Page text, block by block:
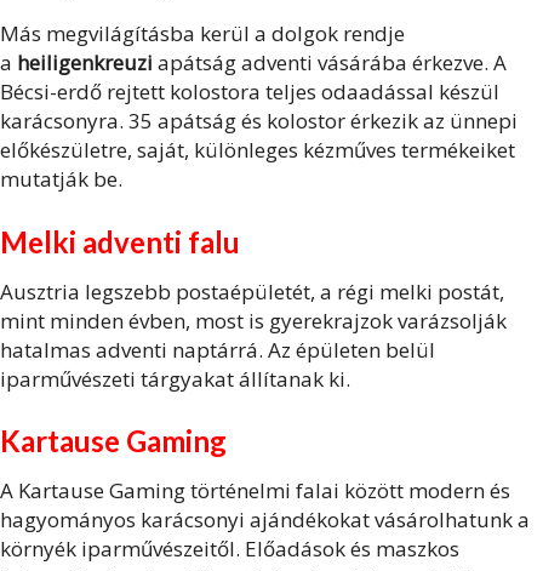
Más megvilágításba kerül a dolgok rendje
a heiligenkreuzi apátság adventi vásárába érkezve. A
Bécsi-erdő rejtett kolostora teljes odaadással készül
karácsonyra. 35 apátság és kolostor érkezik az ünnepi
előkészületre, saját, különleges kézműves termékeiket
mutatják be.
Melki adventi falu
Ausztria legszebb postaépületét, a régi melki postát,
mint minden évben, most is gyerekrajzok varázsolják
hatalmas adventi naptárrá. Az épületen belül
iparművészeti tárgyakat állítanak ki.
Kartause Gaming
A Kartause Gaming történelmi falai között modern és
hagyományos karácsonyi ajándékokat vásárolhatunk a
környék iparművészeitől. Előadások és maszkos